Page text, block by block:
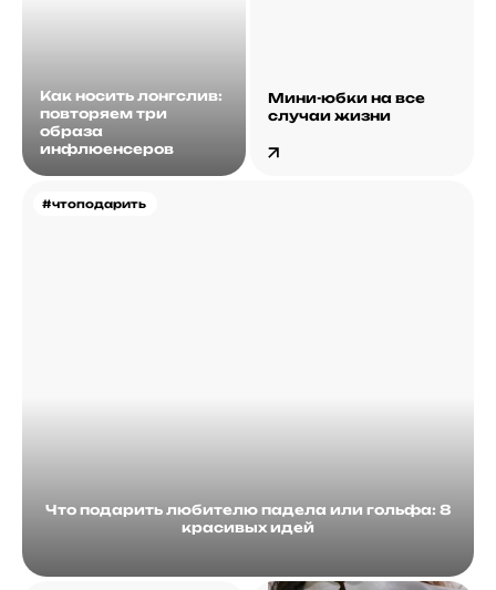
Как носить лонгслив:
повторяем три
образа
инфлюенсеров
#чтоподарить
Что подарить любителю падела или гольфа: 8
красивых идей
Мини-юбки на все
случаи жизни